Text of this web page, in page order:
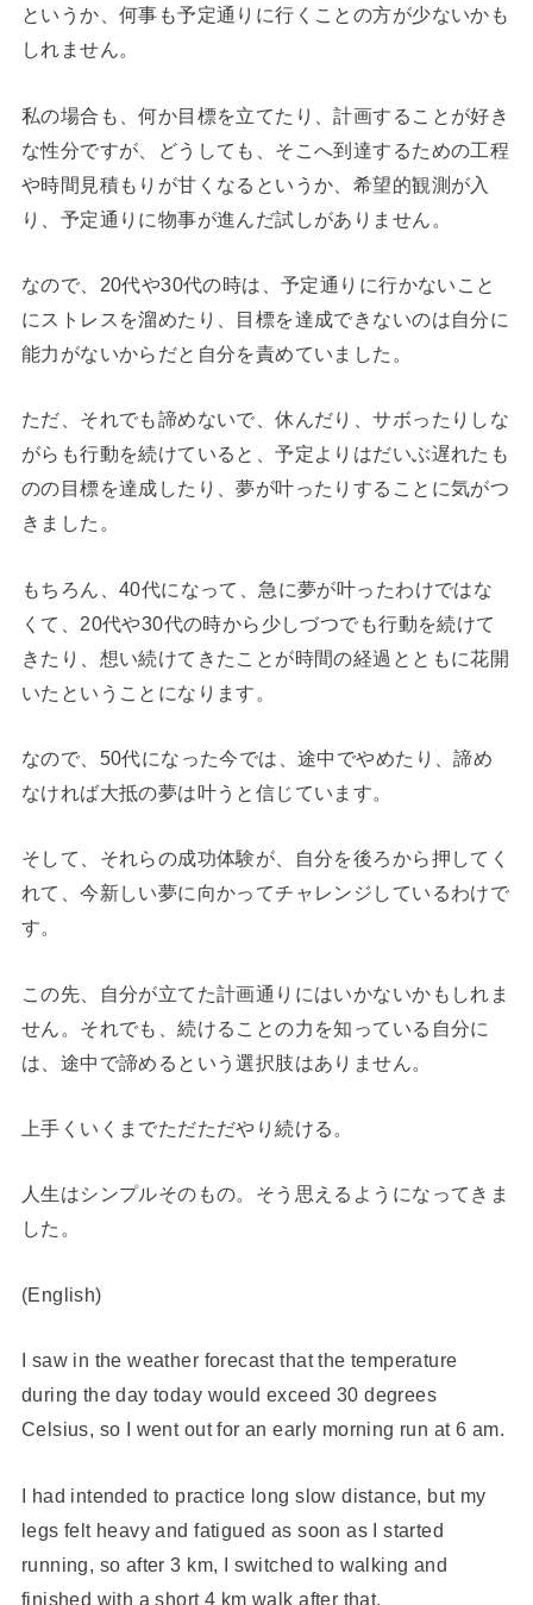
というか、何事も予定通りに行くことの方が少ないかも
しれません。
私の場合も、何か目標を立てたり、計画することが好き
な性分ですが、どうしても、そこへ到達するための工程
や時間見積もりが甘くなるというか、希望的観測が入
り、予定通りに物事が進んだ試しがありません。
なので、20代や30代の時は、予定通りに行かないこと
にストレスを溜めたり、目標を達成できないのは自分に
能力がないからだと自分を責めていました。
ただ、それでも諦めないで、休んだり、サボったりしな
がらも行動を続けていると、予定よりはだいぶ遅れたも
のの目標を達成したり、夢が叶ったりすることに気がつ
きました。
もちろん、40代になって、急に夢が叶ったわけではな
くて、20代や30代の時から少しづつでも行動を続けて
きたり、想い続けてきたことが時間の経過とともに花開
いたということになります。
なので、50代になった今では、途中でやめたり、諦め
なければ大抵の夢は叶うと信じています。
そして、それらの成功体験が、自分を後ろから押してく
れて、今新しい夢に向かってチャレンジしているわけで
す。
この先、自分が立てた計画通りにはいかないかもしれま
せん。それでも、続けることの力を知っている自分に
は、途中で諦めるという選択肢はありません。
上手くいくまでただただやり続ける。
人生はシンプルそのもの。そう思えるようになってきま
した。
(English)
I saw in the weather forecast that the temperature
during the day today would exceed 30 degrees
Celsius, so I went out for an early morning run at 6 am.
I had intended to practice long slow distance, but my
legs felt heavy and fatigued as soon as I started
running, so after 3 km, I switched to walking and
finished with a short 4 km walk after that.